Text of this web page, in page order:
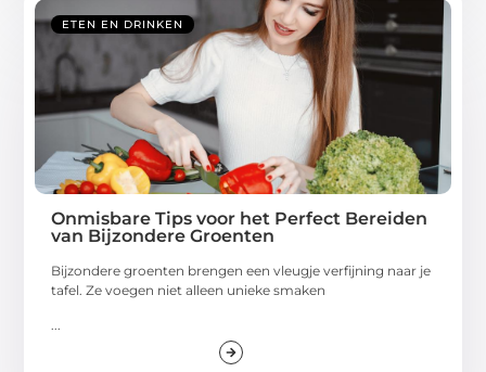
ETEN EN DRINKEN
Onmisbare Tips voor het Perfect Bereiden
van Bijzondere Groenten
Bijzondere groenten brengen een vleugje verfijning naar je
tafel. Ze voegen niet alleen unieke smaken
...